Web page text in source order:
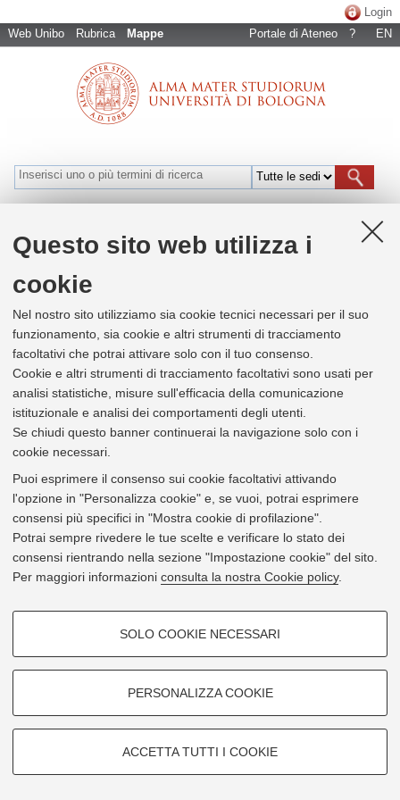
Questo sito web utilizza i
cookie
Nel nostro sito utilizziamo sia cookie tecnici necessari per il suo
funzionamento, sia cookie e altri strumenti di tracciamento
facoltativi che potrai attivare solo con il tuo consenso.
Cookie e altri strumenti di tracciamento facoltativi sono usati per
analisi statistiche, misure sull'efficacia della comunicazione
istituzionale e analisi dei comportamenti degli utenti.
Se chiudi questo banner continuerai la navigazione solo con i
cookie necessari.
Puoi esprimere il consenso sui cookie facoltativi attivando
l'opzione in "Personalizza cookie" e, se vuoi, potrai esprimere
consensi più specifici in "Mostra cookie di profilazione".
Potrai sempre rivedere le tue scelte e verificare lo stato dei
consensi rientrando nella sezione "Impostazione cookie" del sito.
Per maggiori informazioni consulta la nostra Cookie policy.
COOKIE DI PROFILAZIONE -
Si tratta di cookie utilizzati per analizzare le caratteristiche della
navigazione degli utenti, creare profili in base al loro comportamento sul
Mostra cookie di profilazione
COOKIE TECNICI - NECESSARI
SOLO COOKIE NECESSARI
PERSONALIZZA COOKIE
ACCETTA TUTTI I COOKIE
Web Unibo Rubrica Mappe
Login
Portale di Ateneo
? EN
Bologna Ravenna Rimini
Naviga per luoghi
Dipartimento di Scienze Aziendali
Via Angherà 22 - 47900 Rimini
Mostra su Google Maps
×
+
−
© 2026 - Università di Bologna -Privacy|Impostazioni Cookie